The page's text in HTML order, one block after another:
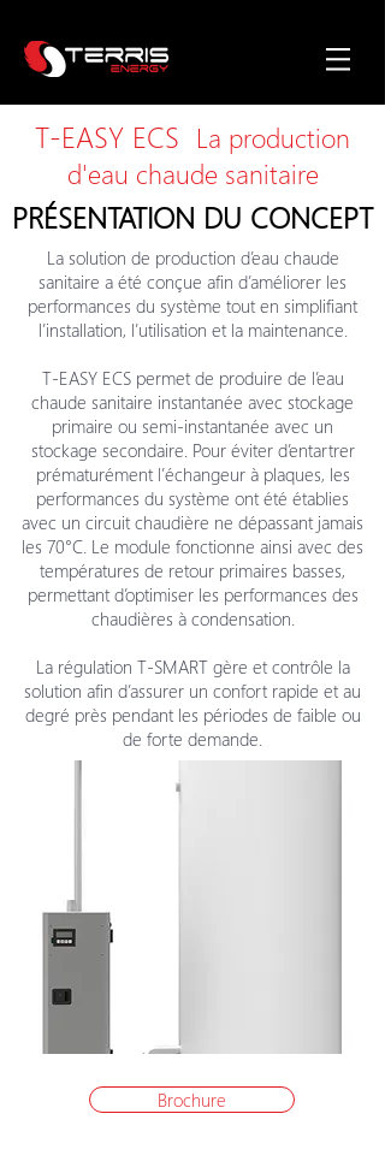
T-EASY ECS La production
d'eau chaude sanitaire
PRÉSENTATION DU CONCEPT
La solution de production d’eau chaude
sanitaire a été conçue afin d’améliorer les
performances du système tout en simplifiant
l’installation, l’utilisation et la maintenance.
T-EASY ECS permet de produire de l’eau
chaude sanitaire instantanée avec stockage
primaire ou semi-instantanée avec un
stockage secondaire. Pour éviter d’entartrer
prématurément l’échangeur à plaques, les
performances du système ont été établies
avec un circuit chaudière ne dépassant jamais
les 70°C. Le module fonctionne ainsi avec des
températures de retour primaires basses,
permettant d’optimiser les performances des
chaudières à condensation.
La régulation T-SMART gère et contrôle la
solution afin d’assurer un confort rapide et au
degré près pendant les périodes de faible ou
de forte demande.
Brochure